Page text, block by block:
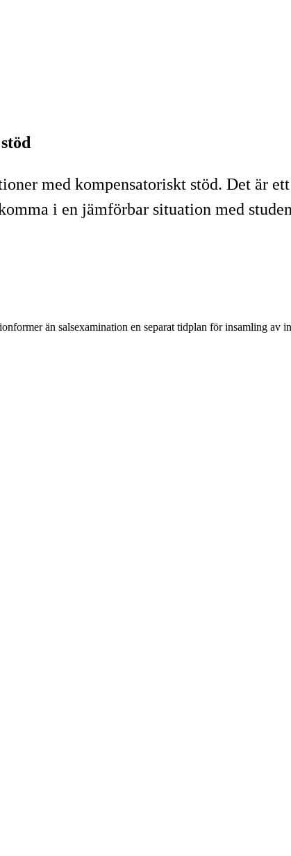
med kompensatoriskt stöd. Det är
i en jämförbar situation med
än salsexamination en separat tidplan för insamling av